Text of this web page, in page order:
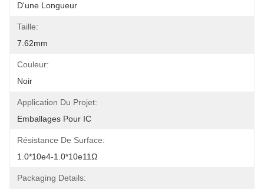
D'une Longueur
Taille:
7.62mm
Couleur:
Noir
Application Du Projet:
Emballages Pour IC
Résistance De Surface:
1.0*10e4-1.0*10e11Ω
Packaging Details: